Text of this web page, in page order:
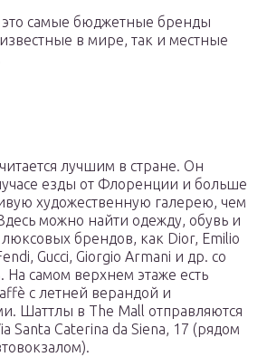
самые бюджетные бренды
в мире, так и местные
лучшим в стране. Он
езды от Флоренции и больше
художественную галерею, чем
можно найти одежду, обувь и
люксовых брендов, как Dior, Emilio
Gucci, Giorgio Armani и др. со
На самом верхнем этаже есть
с летней верандой и
Шаттлы в The Mall отправляются
Santa Caterina da Siena, 17 (рядом